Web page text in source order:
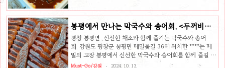
처에 위치해 있어 현지인들 사이에서도 인기 있는 식당으로,
미식회에 소개된 가오리찜의 진수의 대표 메뉴는 바로 가오
리찜입니다. 뼈까지 먹을 수 있도록 부드럽게 조리된 가오리
는 매콤하면서도 감칠맛이 도는 양념으로 맛을 더해줍니다.
특히 미리 푹 삶아 양념을 입힌 무는 가오리찜과 함께 밥 한
공기 뚝딱 할 수 있을 만큼 식욕을 돋우는 별미입니다. 이곳
봉평에서 만나는 막국수와 송어회, <두꺼비막
국수>
평창 봉평면 , 신선한 채소와 함께 즐기는 막국수와 송어
회 강원도 평창군 봉평면 메밀꽃길 36에 위치한 ****는 메
밀의 고장 봉평에서 신선한 막국수와 송어회를 함께 즐길 수
있는 맛집으로 유명합니다. 주인장이 직접 재배한 신선한 채
Must-Go/강원 2024. 10. 13.